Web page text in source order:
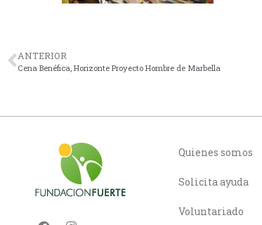
ANTERIOR
Cena Benéfica, Horizonte Proyecto Hombre de Marbella
Quienes somos
Solicita ayuda
Voluntariado